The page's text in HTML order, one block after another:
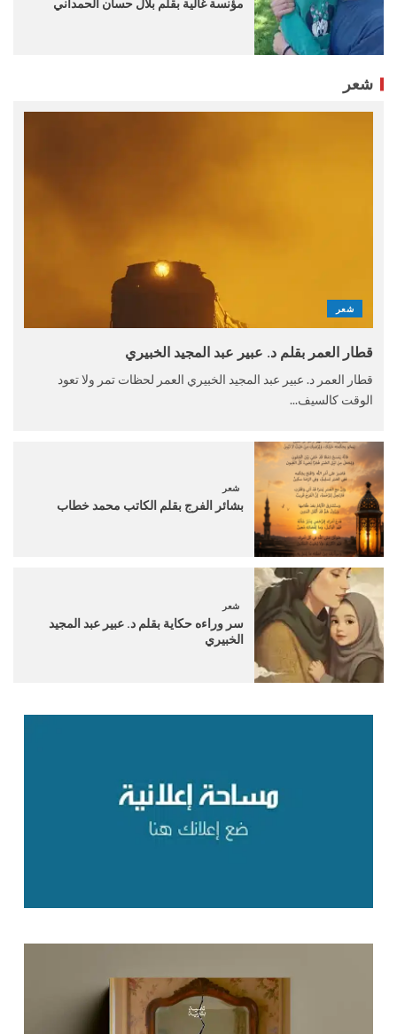
مؤنسة غالية بقلم بلال حسان الحمداني
شعر
شعر
قطار العمر بقلم د. عبير عبد المجيد الخبيري
قطار العمر د. عبير عبد المجيد الخبيري العمر لحظات تمر ولا تعود
الوقت كالسيف...
شعر
بشائر الفرج بقلم الكاتب محمد خطاب
شعر
سر وراءه حكاية بقلم د. عبير عبد المجيد
الخبيري